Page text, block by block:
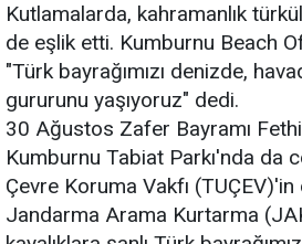
Kutlamalarda, kahramanlık
de eşlik etti. Kumburnu Beach
"Türk bayrağımızı denizde,
gururunu yaşıyoruz" dedi.
30 Ağustos Zafer Bayramı
Kumburnu Tabiat Parkı'nda da
Çevre Koruma Vakfı
Jandarma Arama Kurtarma